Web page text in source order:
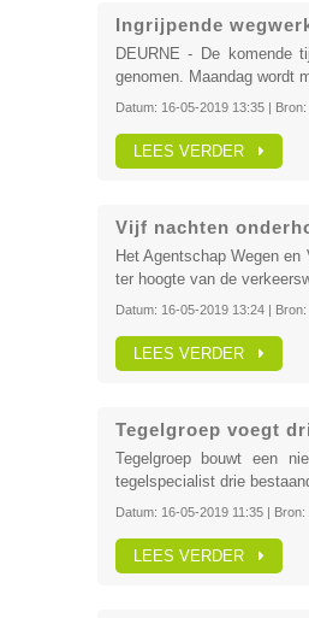
Ingrijpende
DEURNE - De komende
genomen. Maandag wordt
Datum: 16-05-2019 13:35| Bron:
LEES VERDER
Vijf nachten
Het Agentschap Wegen
ter hoogte van de
Datum: 16-05-2019 13:24| Bron:
LEES VERDER
Tegelgroep voegt
Tegelgroep bouwt een
tegelspecialist drie
Datum: 16-05-2019 11:35| Bron:
LEES VERDER